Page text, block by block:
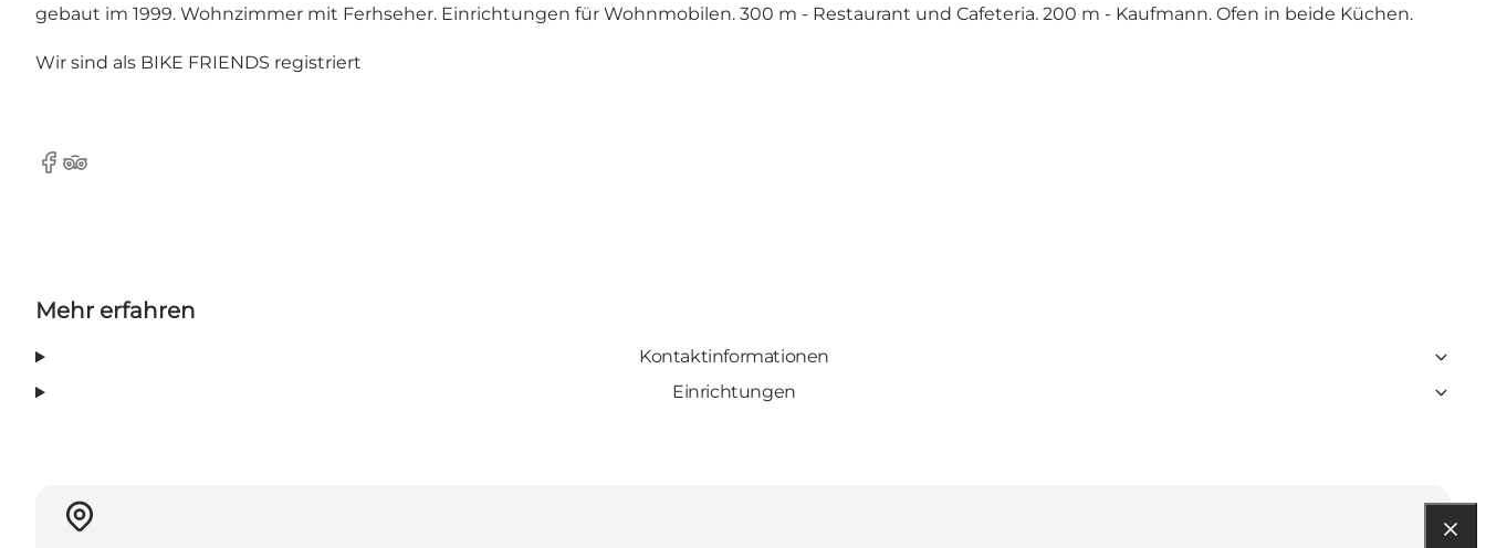
gebaut im 1999. Wohnzimmer mit Ferhseher. Einrichtungen für Wohnmobilen. 300 m - Restaurant und Cafeteria. 200 m - Kaufmann. Ofen in beide Küchen.
Wir sind als BIKE FRIENDS registriert
Facebook
Tripadvisor
Mehr erfahren
Kontaktinformationen
Einrichtungen